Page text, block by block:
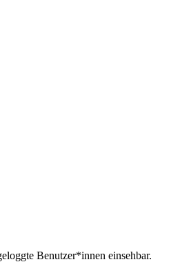
Benutzer*innen einsehbar.